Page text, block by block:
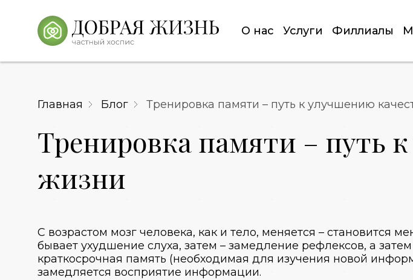
О нас Услуги Филлиалы
Главная Блог Тренировка памяти – путь к улучшению
Тренировка памяти – путь
жизни
С возрастом мозг человека, как и тело, меняется –
бывает ухудшение слуха, затем – замедление рефлексов, а
краткосрочная память (необходимая для изучения новой
замедляется восприятие информации.